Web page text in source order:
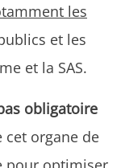
les
et les
et la SAS.
obligatoire
cet organe de